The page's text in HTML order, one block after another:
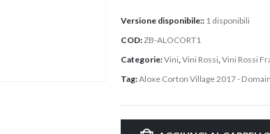
Versione disponibile:: 1 disponibili
COD:ZB-ALOCORT1
Categorie:Vini Vini Rossi Vini Rossi
Tag:Aloxe Corton Village 2017 -